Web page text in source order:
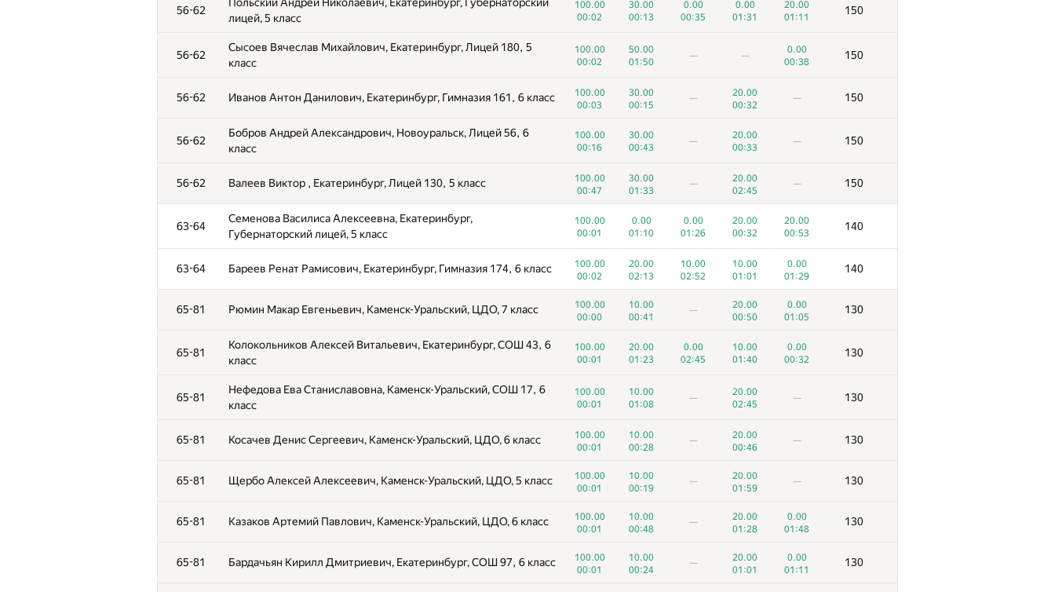
56-62
лицей, 5 класс
100.00
00:02
30.00
00:13
0.00
00:35
0.00
01:31
20.00
01:11
150
56-62
Сысоев Вячеслав Михайлович, Екатеринбург, Лицей 180, 5
класс
100.00
00:02
50.00
01:50
— —
0.00
00:38
150
56-62 Иванов Антон Данилович, Екатеринбург, Гимназия 161, 6 класс
100.00
00:03
30.00
00:15
—
20.00
00:32
— 150
56-62
Бобров Андрей Александрович, Новоуральск, Лицей 56, 6
класс
100.00
00:16
30.00
00:43
—
20.00
00:33
— 150
56-62 Валеев Виктор , Екатеринбург, Лицей 130, 5 класс
100.00
00:47
30.00
01:33
—
20.00
02:45
— 150
63-64
Семенова Василиса Алексеевна, Екатеринбург,
Губернаторский лицей, 5 класс
100.00
00:01
0.00
01:10
0.00
01:26
20.00
00:32
20.00
00:53
140
63-64 Бареев Ренат Рамисович, Екатеринбург, Гимназия 174, 6 класс
100.00
00:02
20.00
02:13
10.00
02:52
10.00
01:01
0.00
01:29
140
65-81 Рюмин Макар Евгеньевич, Каменск-Уральский, ЦДО, 7 класс
100.00
00:00
10.00
00:41
—
20.00
00:50
0.00
01:05
130
65-81
Колокольников Алексей Витальевич, Екатеринбург, СОШ 43, 6
класс
100.00
00:01
20.00
01:23
0.00
02:45
10.00
01:40
0.00
00:32
130
65-81
Нефедова Ева Станиславовна, Каменск-Уральский, СОШ 17, 6
класс
100.00
00:01
10.00
01:08
—
20.00
02:45
— 130
65-81 Косачев Денис Сергеевич, Каменск-Уральский, ЦДО, 6 класс
100.00
00:01
10.00
00:28
—
20.00
00:46
— 130
65-81 Щербо Алексей Алексеевич, Каменск-Уральский, ЦДО, 5 класс
100.00
00:01
10.00
00:19
—
20.00
01:59
— 130
65-81 Казаков Артемий Павлович, Каменск-Уральский, ЦДО, 6 класс
100.00
00:01
10.00
00:48
—
20.00
01:28
0.00
01:48
130
65-81 Бардачьян Кирилл Дмитриевич, Екатеринбург, СОШ 97, 6 класс
100.00
00:01
10.00
00:24
—
20.00
01:01
0.00
01:11
130